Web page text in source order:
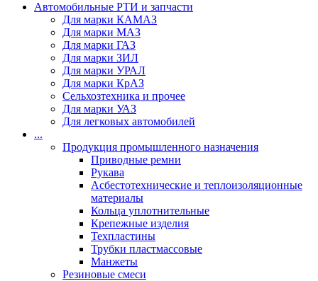
Автомобильные РТИ и запчасти
Для марки КАМАЗ
Для марки МАЗ
Для марки ГАЗ
Для марки ЗИЛ
Для марки УРАЛ
Для марки КрАЗ
Сельхозтехника и прочее
Для марки УАЗ
Для легковых автомобилей
...
Продукция промышленного назначения
Приводные ремни
Рукава
Асбестотехнические и теплоизоляционные
материалы
Кольца уплотнительные
Крепежные изделия
Техпластины
Трубки пластмассовые
Манжеты
Резиновые смеси